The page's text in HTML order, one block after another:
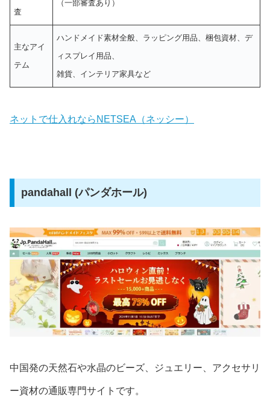
査
（一部審査あり）
主なアイ
テム
ハンドメイド素材全般、ラッピング用品、梱包資材、デ
ィスプレイ用品、
雑貨、インテリア家具など
ネットで仕入れならNETSEA（ネッシー）
pandahall (パンダホール)
中国発の天然石や水晶のビーズ、ジュエリー、アクセサリ
ー資材の通販専門サイトです。